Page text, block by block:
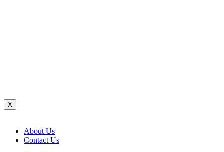
X
About Us
Contact Us